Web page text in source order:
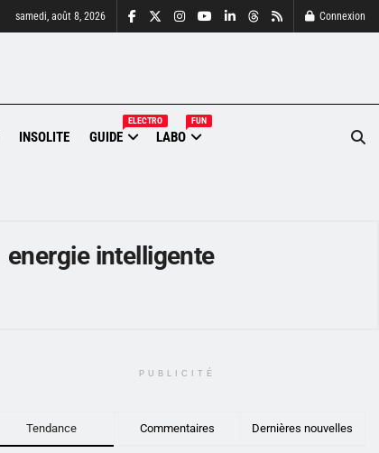
samedi, août 8, 2026 Connexion
INSOLITE GUIDE
ELECTRO
LABO
FUN
energie intelligente
PUBLICITÉ
Tendance Commentaires Dernières nouvelles